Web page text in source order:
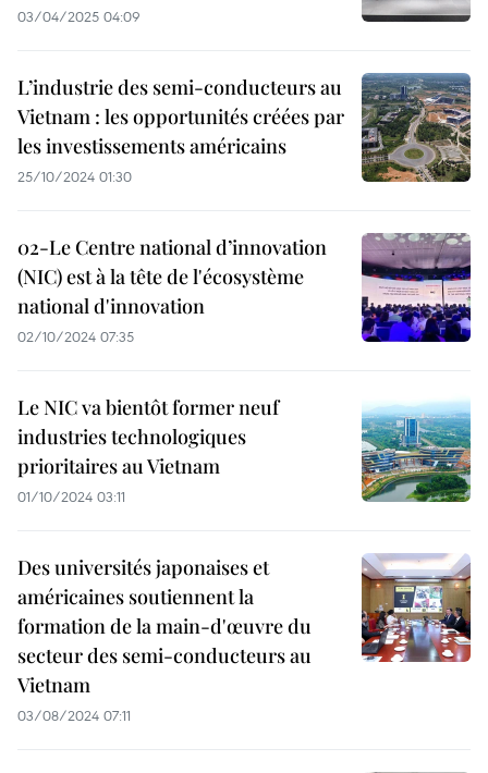
03/04/2025 04:09
L’industrie des semi-conducteurs au
Vietnam : les opportunités créées par
les investissements américains
25/10/2024 01:30
02-Le Centre national d’innovation
(NIC) est à la tête de l'écosystème
national d'innovation
02/10/2024 07:35
Le NIC va bientôt former neuf
industries technologiques
prioritaires au Vietnam
01/10/2024 03:11
Des universités japonaises et
américaines soutiennent la
formation de la main-d'œuvre du
secteur des semi-conducteurs au
Vietnam
03/08/2024 07:11